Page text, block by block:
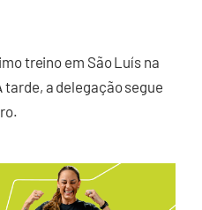
treino em São Luís na
a delegação segue